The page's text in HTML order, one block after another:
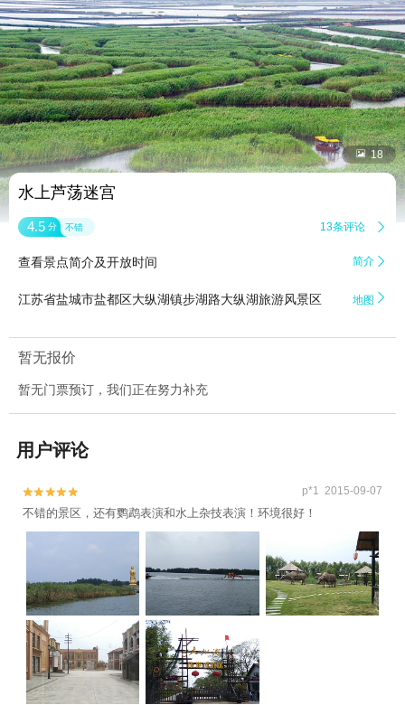
 18
水上芦荡迷宫
4.5 分 不错 13条评论 
查看景点简介及开放时间 简介 
江苏省盐城市盐都区大纵湖镇步湖路大纵湖旅游风景区 地图 
暂无报价
暂无门票预订，我们正在努力补充
用户评论

 p*1 2015-09-07
不错的景区，还有鹦鹉表演和水上杂技表演！环境很好！
